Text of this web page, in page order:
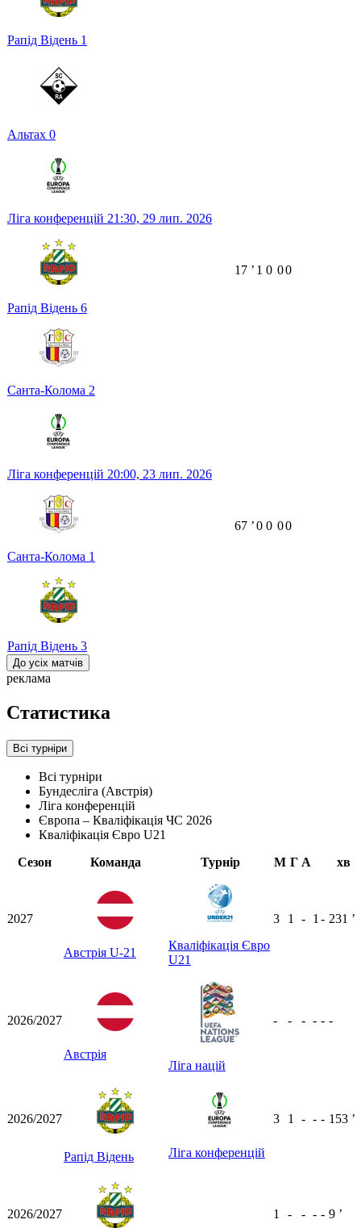
Рапід Відень 1
Альтах 0
Ліга конференцій 21:30, 29 лип. 2026
Рапід Відень 6
Санта-Колома 2
17 ʼ 1 0 00
Ліга конференцій 20:00, 23 лип. 2026
Санта-Колома 1
Рапід Відень 3
67 ʼ0 0 00
До усіх матчів
реклама
Статистика
Всі турніри
Всі турніри
Бундесліга (Австрія)
Ліга конференцій
Європа – Кваліфікація ЧС 2026
Кваліфікація Євро U21
Сезон
Команда Турнір М Г А хв
2027
Австрія U-21
Кваліфікація Євро
U21
3 1 - 1 - 231 ʼ
2026/2027
Австрія
Ліга націй
- - - - - -
2026/2027
Рапід Відень Ліга конференцій
3 1 - - - 153 ʼ
2026/2027 1 - - - - 9 ʼ